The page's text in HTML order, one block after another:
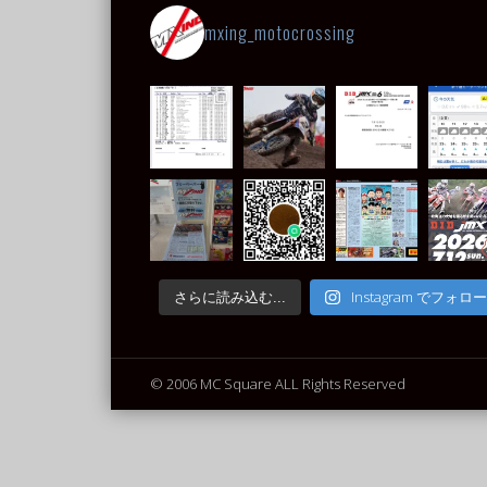
mxing_motocrossing
さらに読み込む... Instagram でフォロー
© 2006 MC Square ALL Rights Reserved